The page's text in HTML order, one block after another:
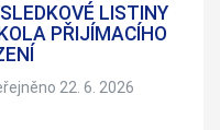
LISTINY
PŘIJÍMACÍHO
22. 6. 2026